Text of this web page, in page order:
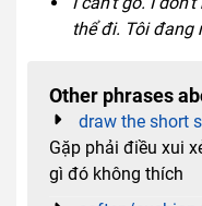
thể đi. Tôi đang
Other phrases
draw the short
Gặp phải điều xui
gì đó không thích